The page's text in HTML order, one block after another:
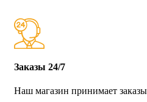
Заказы 24/7
Наш магазин принимает